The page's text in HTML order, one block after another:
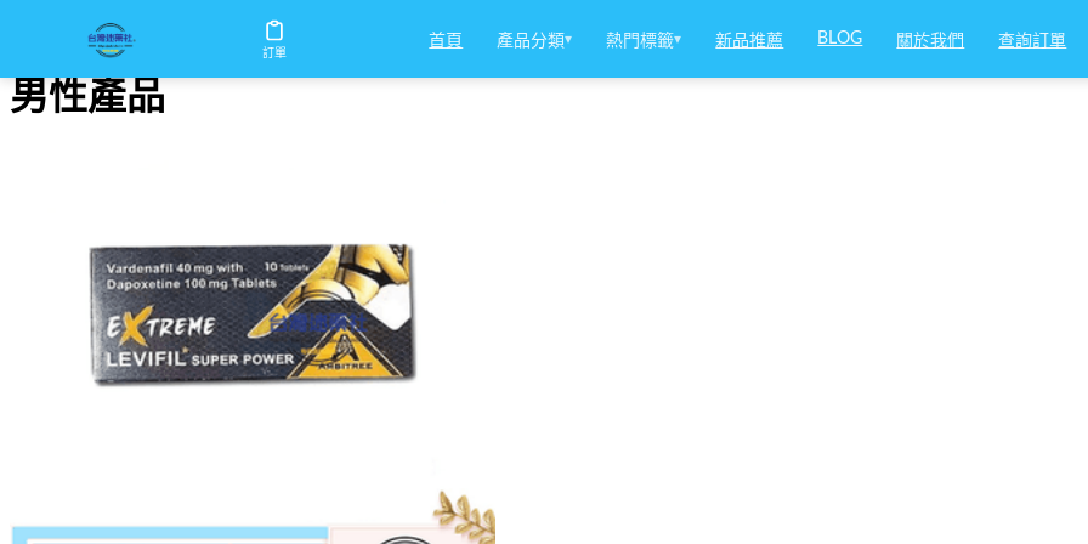
訂單
首頁 產品分類▾ 熱門標籤▾ 新品推薦 BLOG 關於我們 查詢訂單
男性產品
男性產品